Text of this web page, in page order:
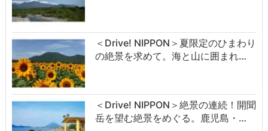
＜Drive! NIPPON＞夏限定のひまわり
の絶景を求めて。海と山に囲まれ…
＜Drive! NIPPON＞絶景の連続！開聞
岳を望む絶景をめぐる。鹿児島・…